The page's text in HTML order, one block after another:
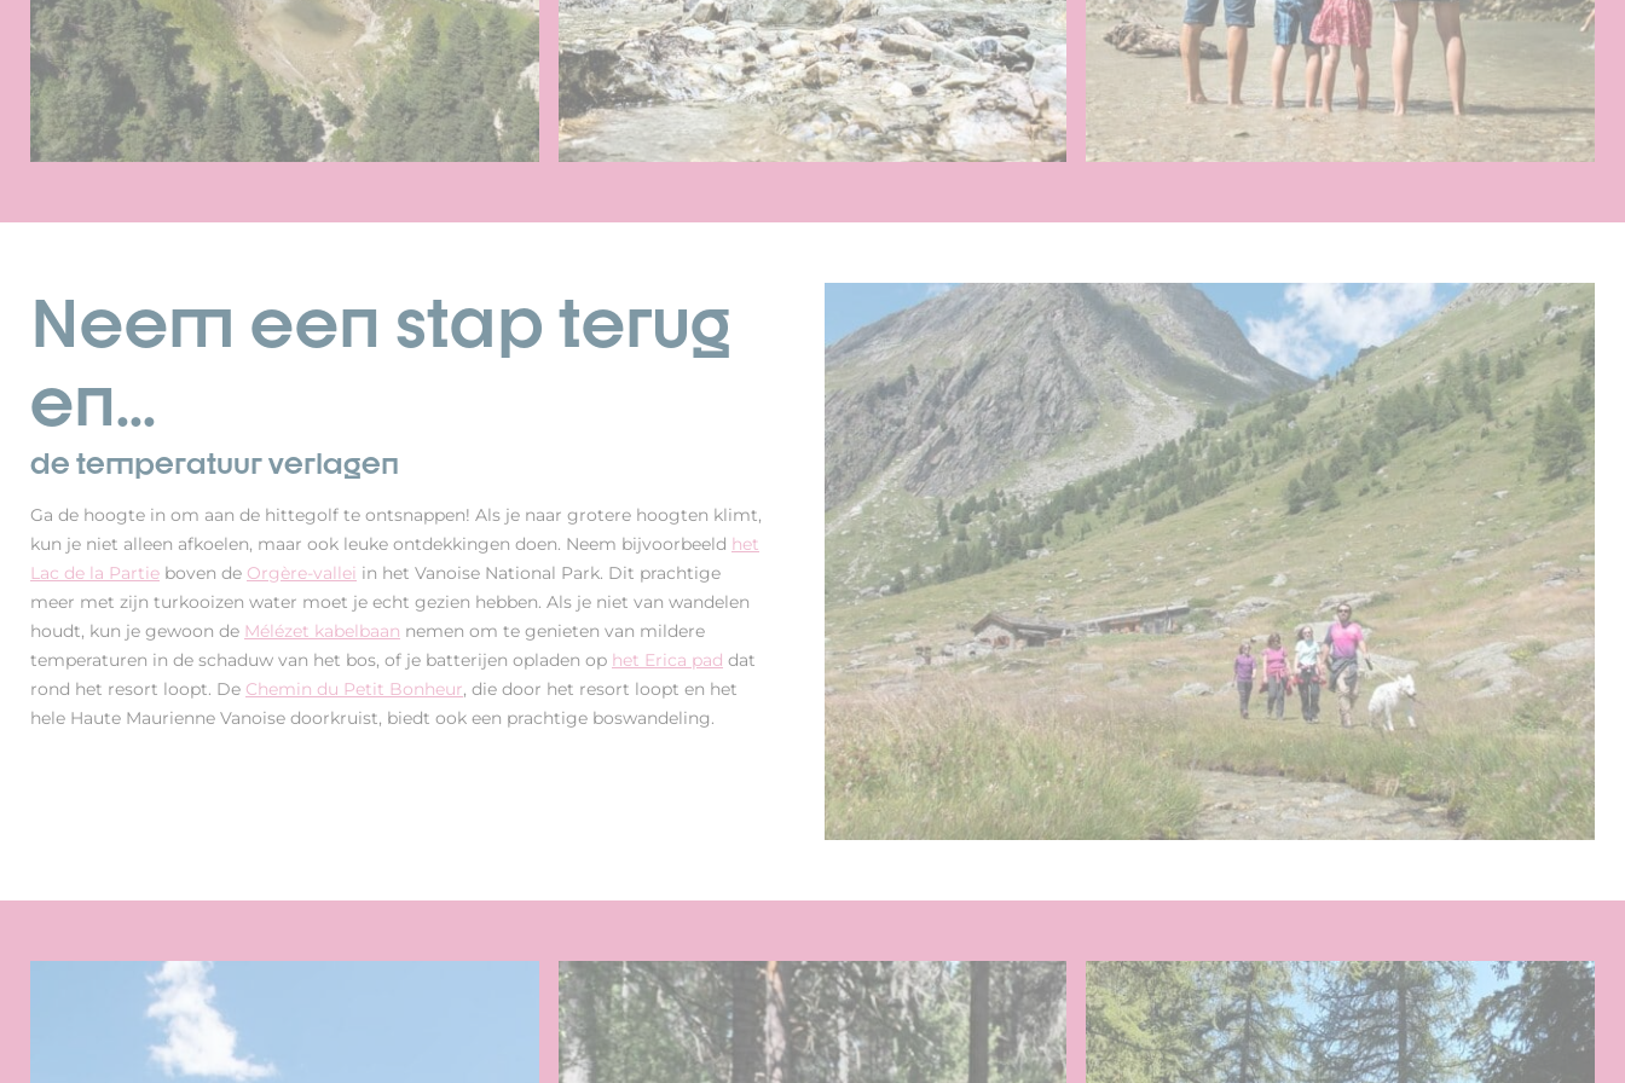
Neem een stap terug
en...
de temperatuur verlagen
Ga de hoogte in om aan de hittegolf te ontsnappen! Als je naar grotere hoogten klimt,
kun je niet alleen afkoelen, maar ook leuke ontdekkingen doen. Neem bijvoorbeeld het
Lac de la Partie boven de Orgère-vallei in het Vanoise National Park. Dit prachtige
meer met zijn turkooizen water moet je echt gezien hebben. Als je niet van wandelen
houdt, kun je gewoon de Mélézet kabelbaan nemen om te genieten van mildere
temperaturen in de schaduw van het bos, of je batterijen opladen op het Erica pad dat
rond het resort loopt. De Chemin du Petit Bonheur, die door het resort loopt en het
hele Haute Maurienne Vanoise doorkruist, biedt ook een prachtige boswandeling.